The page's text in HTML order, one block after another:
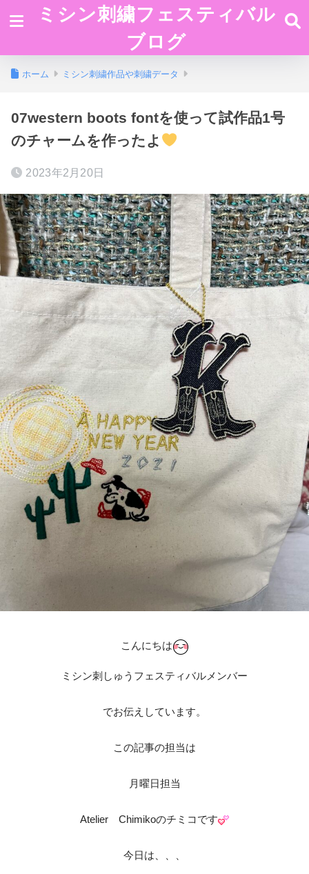
ミシン刺繍フェスティバル
ブログ
ホーム ミシン刺繍作品や刺繍データ
07western boots fontを使って試作品1号
のチャームを作ったよ
2023年2月20日
こんにちは
ミシン刺しゅうフェスティバルメンバー
でお伝えしています。
この記事の担当は
月曜日担当
Atelier Chimikoのチミコです
今日は、、、